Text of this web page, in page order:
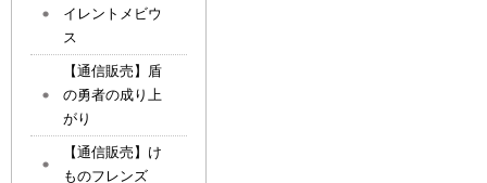
イレントメビウ
ス
【通信販売】盾
の勇者の成り上
がり
【通信販売】け
ものフレンズ